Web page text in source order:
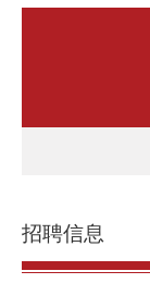
招聘信息